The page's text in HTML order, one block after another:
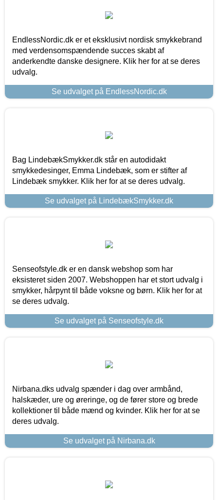
EndlessNordic.dk er et eksklusivt nordisk smykkebrand
med verdensomspændende succes skabt af
anderkendte danske designere. Klik her for at se deres
udvalg.
Se udvalget på EndlessNordic.dk
Bag LindebækSmykker.dk står en autodidakt
smykkedesinger, Emma Lindebæk, som er stifter af
Lindebæk smykker. Klik her for at se deres udvalg.
Se udvalget på LindebækSmykker.dk
Senseofstyle.dk er en dansk webshop som har
eksisteret siden 2007. Webshoppen har et stort udvalg i
smykker, hårpynt til både voksne og børn. Klik her for at
se deres udvalg.
Se udvalget på Senseofstyle.dk
Nirbana.dks udvalg spænder i dag over armbånd,
halskæder, ure og øreringe, og de fører store og brede
kollektioner til både mænd og kvinder. Klik her for at se
deres udvalg.
Se udvalget på Nirbana.dk